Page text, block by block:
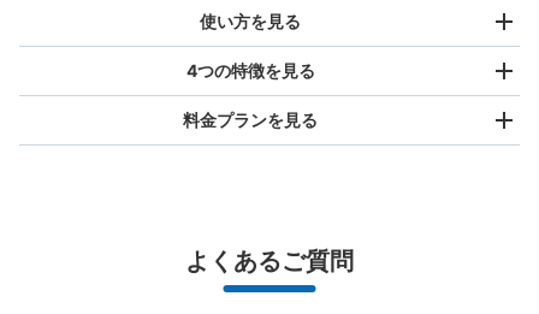
使い方を見る
スマホからお店と日時を
指定して事前予約
4つの特徴を見る
全国1,000箇所以上と提携
料金プランを見る
最大辺が45cm未満の大きさのお荷物（リュック、ハンド
バッグ、お手荷物など）
よくあるご質問